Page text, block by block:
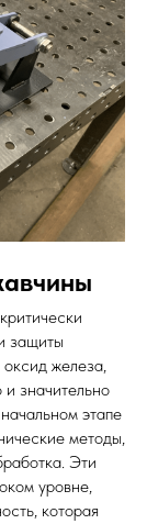
защиты
железа,
значительно
этапе
методы,
Эти
уровне,
которая